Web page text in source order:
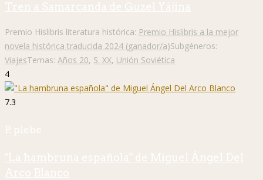
Tren a Samarcanda de Guzel Yájina
Premio Hislibris literatura histórica: Premio Hislibris a la mejor
novela histórica traducida 2024 (ganador/a)Subgéneros:
ViajesTemas: Años 20, S. XX, Unión Soviética
4
7.3
P. plebe
"La hambruna española" de Miguel Ángel Del
Arco Blanco